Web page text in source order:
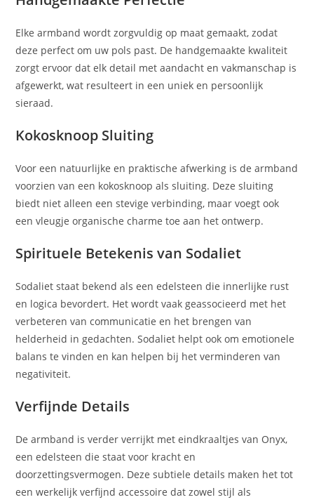
Elke armband wordt zorgvuldig op maat gemaakt, zodat
deze perfect om uw pols past. De handgemaakte kwaliteit
zorgt ervoor dat elk detail met aandacht en vakmanschap is
afgewerkt, wat resulteert in een uniek en persoonlijk
sieraad.
Kokosknoop Sluiting
Voor een natuurlijke en praktische afwerking is de armband
voorzien van een kokosknoop als sluiting. Deze sluiting
biedt niet alleen een stevige verbinding, maar voegt ook
een vleugje organische charme toe aan het ontwerp.
Spirituele Betekenis van Sodaliet
Sodaliet staat bekend als een edelsteen die innerlijke rust
en logica bevordert. Het wordt vaak geassocieerd met het
verbeteren van communicatie en het brengen van
helderheid in gedachten. Sodaliet helpt ook om emotionele
balans te vinden en kan helpen bij het verminderen van
negativiteit.
Verfijnde Details
De armband is verder verrijkt met eindkraaltjes van Onyx,
een edelsteen die staat voor kracht en
doorzettingsvermogen. Deze subtiele details maken het tot
een werkelijk verfijnd accessoire dat zowel stijl als